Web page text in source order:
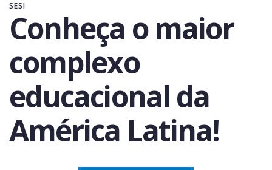
SESI
Conheça o maior
complexo
educacional da
América Latina!